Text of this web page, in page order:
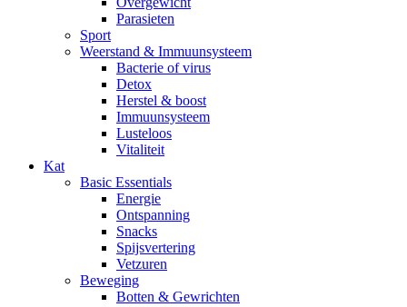
Parasieten
Sport
Weerstand & Immuunsysteem
Bacterie of virus
Detox
Herstel & boost
Immuunsysteem
Lusteloos
Vitaliteit
Kat
Basic Essentials
Energie
Ontspanning
Snacks
Spijsvertering
Vetzuren
Beweging
Botten & Gewrichten